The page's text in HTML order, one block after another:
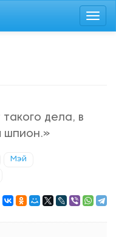
дела, в
шпион.»
Мэй